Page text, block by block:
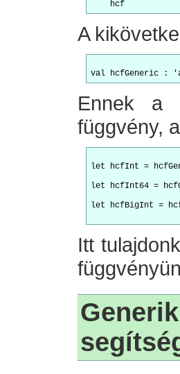
A
Ennek a
függvény,
let hcfInt =
let hcfInt64 =
let hcfBigInt =
Itt